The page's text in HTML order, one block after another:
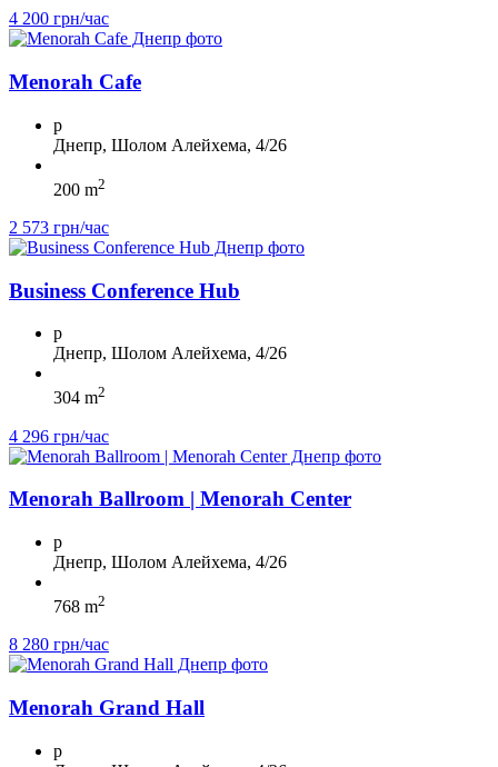
4 200 грн/час
Menorah Cafe
p
Днепр, Шолом Алейхема, 4/26
200 m2
2 573 грн/час
Business Conference Hub
p
Днепр, Шолом Алейхема, 4/26
304 m2
4 296 грн/час
Menorah Ballroom | Menorah Center
p
Днепр, Шолом Алейхема, 4/26
768 m2
8 280 грн/час
Menorah Grand Hall
p